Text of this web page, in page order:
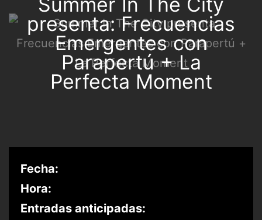
presenta: Frecuencias
Emergentes con
Parapertú + La
Perfecta Moment
Fecha:
Hora:
Entradas anticipadas: